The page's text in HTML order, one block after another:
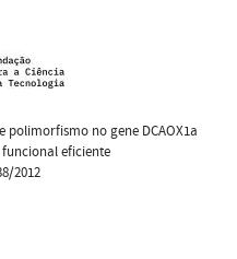
polimorfismo no gene DCAOX1a
eficiente
2012